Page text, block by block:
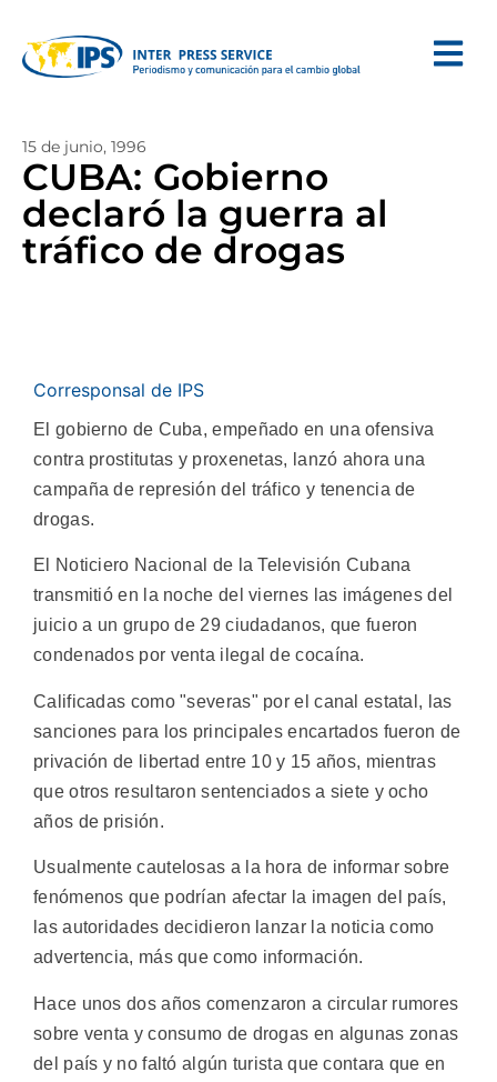
15 de junio, 1996
CUBA: Gobierno
declaró la guerra al
tráfico de drogas
Corresponsal de IPS
El gobierno de Cuba, empeñado en una ofensiva
contra prostitutas y proxenetas, lanzó ahora una
campaña de represión del tráfico y tenencia de
drogas.
El Noticiero Nacional de la Televisión Cubana
transmitió en la noche del viernes las imágenes del
juicio a un grupo de 29 ciudadanos, que fueron
condenados por venta ilegal de cocaína.
Calificadas como "severas" por el canal estatal, las
sanciones para los principales encartados fueron de
privación de libertad entre 10 y 15 años, mientras
que otros resultaron sentenciados a siete y ocho
años de prisión.
Usualmente cautelosas a la hora de informar sobre
fenómenos que podrían afectar la imagen del país,
las autoridades decidieron lanzar la noticia como
advertencia, más que como información.
Hace unos dos años comenzaron a circular rumores
sobre venta y consumo de drogas en algunas zonas
del país y no faltó algún turista que contara que en